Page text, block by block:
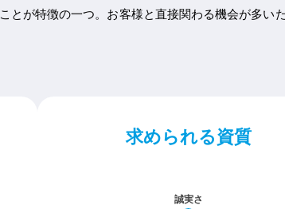
とが特徴の一つ。お客様と直接関わる機会が多い
求められる資質